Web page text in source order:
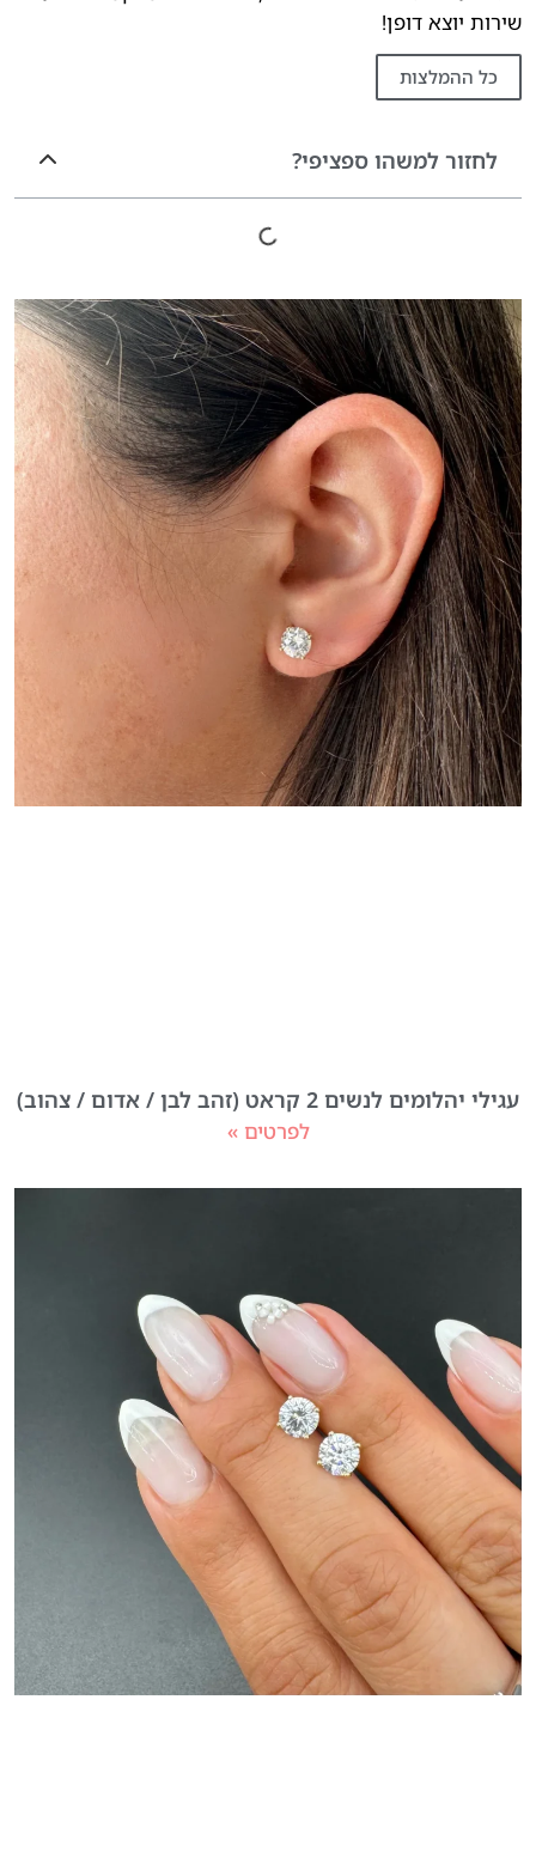
שירות יוצא דופן!
כל ההמלצות
לחזור למשהו ספציפי?
עגילי יהלומים לנשים 2 קראט (זהב לבן / אדום / צהוב)
לפרטים »